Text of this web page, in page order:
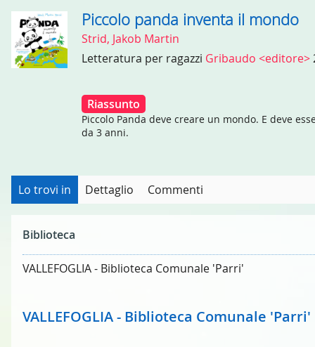
Dettaglio
del
documento
Piccolo panda inventa il mondo
Strid, Jakob Martin
Letteratura per ragazzi Gribaudo <editore>
Riassunto
Piccolo Panda deve creare un mondo. E deve
da 3 anni.
Lo trovi in Dettaglio Commenti
Biblioteca
VALLEFOGLIA - Biblioteca Comunale 'Parri'
VALLEFOGLIA - Biblioteca Comunale 'Parri'